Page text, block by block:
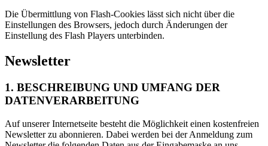
Die Übermittlung von Flash-Cookies lässt sich nicht über die
Einstellungen des Browsers, jedoch durch Änderungen der
Einstellung des Flash Players unterbinden.
Newsletter
1. BESCHREIBUNG UND UMFANG DER
DATENVERARBEITUNG
Auf unserer Internetseite besteht die Möglichkeit einen kostenfreien
Newsletter zu abonnieren. Dabei werden bei der Anmeldung zum